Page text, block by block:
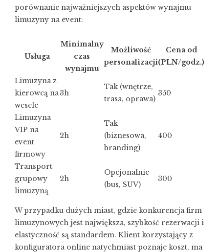
porównanie najważniejszych aspektów wynajmu
limuzyny na event:
Usługa
Minimalny
czas
wynajmu
Możliwość
personalizacji
Cena od
(PLN/godz.)
Limuzyna z
kierowcą na
wesele
3h
Tak (wnętrze,
trasa, oprawa)
350
Limuzyna
VIP na
event
firmowy
2h
Tak
(biznesowa,
branding)
400
Transport
grupowy
limuzyną
2h
Opcjonalnie
(bus, SUV)
300
W przypadku dużych miast, gdzie konkurencja firm
limuzynowych jest największa, szybkość rezerwacji i
elastyczność są standardem. Klient korzystający z
konfiguratora online natychmiast poznaje koszt, ma